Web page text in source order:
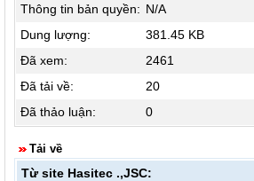
Thông tin bản quyền: N/A
Dung lượng:
381.45 KB
Đã xem:
2461
Đã tải về:
20
Đã thảo luận:
0
Tải về
Từ site Hasitec .,JSC: